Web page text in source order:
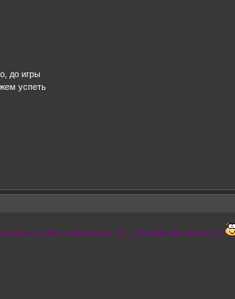
до игры
успеть
вам всегда так =))покажи да покажи=))